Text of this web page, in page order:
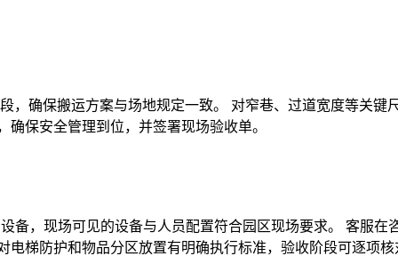
，确保搬运方案与场地规定一致。 对窄巷、过道宽度等关
保安全管理到位，并签署现场验收单。
备，现场可见的设备与人员配置符合园区现场要求。 客服在
梯防护和物品分区放置有明确执行标准，验收阶段可逐项核